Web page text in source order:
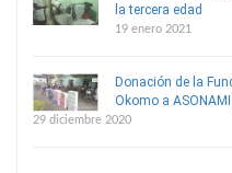
la tercera edad
19 enero 2021
Donación de la
Okomo a ASONAMI
29 diciembre 2020